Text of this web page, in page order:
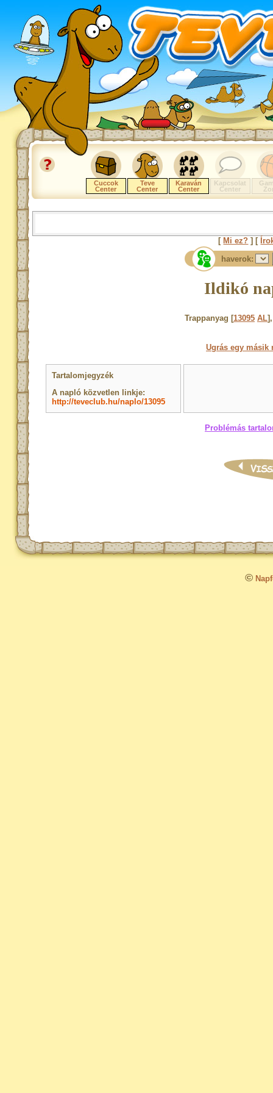
Cuccok
Center
Teve
Center
Karaván
Center
Kapcsolat
Center
[ Mi ez? ] [
haverok:
Ildikó
Trappanyag [13095 AL
Ugrás egy másik
Tartalomjegyzék
A napló közvetlen linkje:
http://teveclub.hu/naplo/13095
Problémás
©